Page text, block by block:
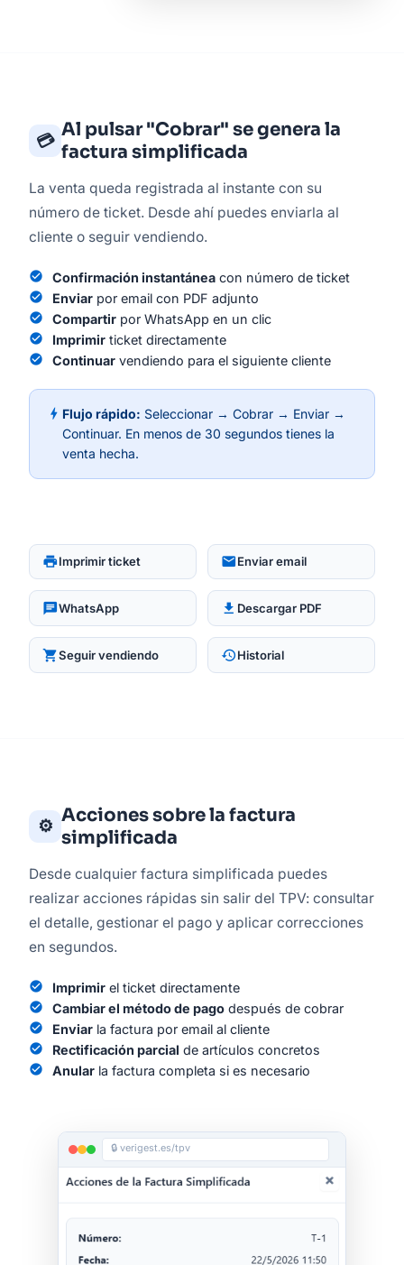
💳 Al pulsar "Cobrar" se genera la
factura simplificada
La venta queda registrada al instante con su
número de ticket. Desde ahí puedes enviarla al
cliente o seguir vendiendo.
check_circle Confirmación instantáneacon número de ticket
check_circle Enviarpor email con PDF adjunto
check_circle Compartirpor WhatsApp en un clic
check_circle Imprimirticket directamente
check_circle Continuarvendiendo para el siguiente cliente
bolt Flujo rápido: Seleccionar → Cobrar → Enviar →
Continuar. En menos de 30 segundos tienes la
venta hecha.
printImprimir ticket emailEnviar email
chatWhatsApp download Descargar PDF
shopping_cartSeguir vendiendo historyHistorial
⚙️ Acciones sobre la factura
simplificada
Desde cualquier factura simplificada puedes
realizar acciones rápidas sin salir del TPV: consultar
el detalle, gestionar el pago y aplicar correcciones
en segundos.
check_circle Imprimirel ticket directamente
check_circle Cambiar el método de pagodespués de cobrar
check_circle Enviarla factura por email al cliente
check_circle Rectificación parcial de artículos concretos
check_circle Anularla factura completa si es necesario
🔒 verigest.es/tpv